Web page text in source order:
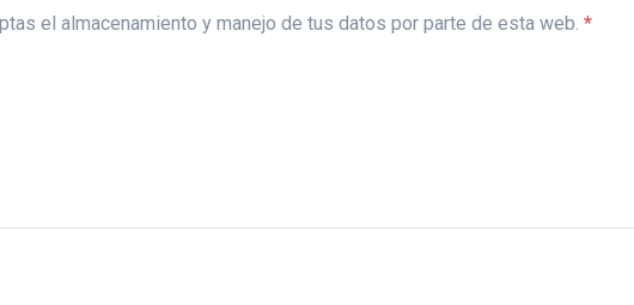
el almacenamiento y manejo de tus datos por parte de esta web. *